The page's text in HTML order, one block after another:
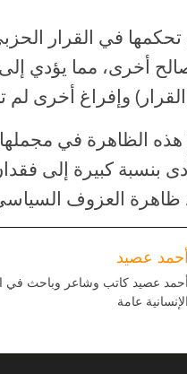
في القرار
أخرى، مما يؤدي
وإفراغ أخرى
هذه الظاهرة في
بنسبة كبيرة إلى
ظاهرة العزوف
أحمد عصيد
أحمد عصيد كاتب وشاعر وباحث في
الإنسانية عامة